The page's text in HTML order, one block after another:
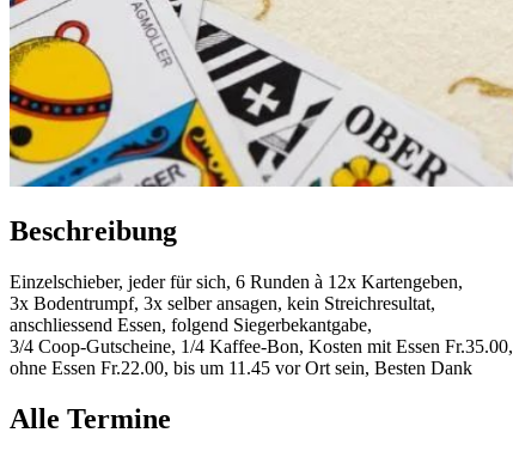
Beschreibung
Einzelschieber, jeder für sich, 6 Runden à 12x Kartengeben,
3x Bodentrumpf, 3x selber ansagen, kein Streichresultat,
anschliessend Essen, folgend Siegerbekantgabe,
3/4 Coop-Gutscheine, 1/4 Kaffee-Bon, Kosten mit Essen Fr.35.00,
ohne Essen Fr.22.00, bis um 11.45 vor Ort sein, Besten Dank
Alle Termine